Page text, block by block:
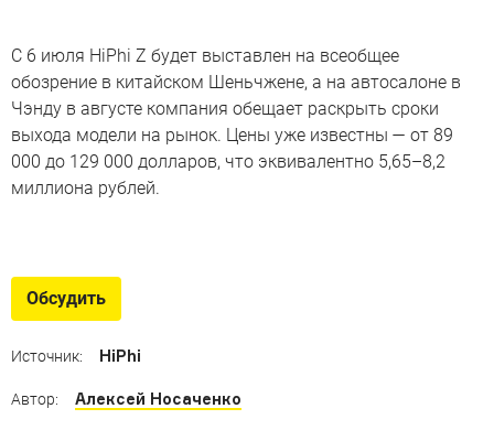
С 6 июля HiPhi Z будет выставлен на всеобщее
обозрение в китайском Шеньчжене, а на автосалоне в
Чэнду в августе компания обещает раскрыть сроки
выхода модели на рынок. Цены уже известны — от 89
000 до 129 000 долларов, что эквивалентно 5,65–8,2
миллиона рублей.
Топ-10 «китайцев», которые способны прийти на смену
бестселлерам из Европы, США и Японии
Обсудить
Источник: HiPhi
Автор: Алексей Носаченко